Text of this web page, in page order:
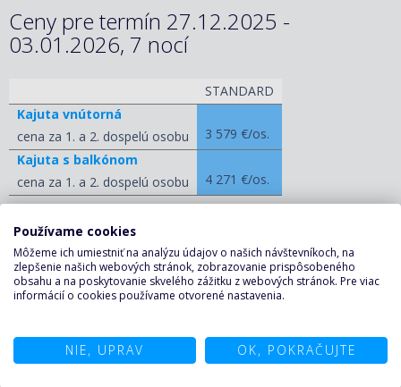
Ceny pre termín 27.12.2025 -
03.01.2026, 7 nocí
STANDARD
Kajuta vnútorná
cena za 1. a 2. dospelú osobu
3 579 €/os.
Kajuta s balkónom
cena za 1. a 2. dospelú osobu
4 271 €/os.
NEZÁVÄZNE VYŽIADAŤ PLAVBU ↑
Plavba:
Používame cookies
Môžeme ich umiestniť na analýzu údajov o našich návštevníkoch, na
zlepšenie našich webových stránok, zobrazovanie prispôsobeného
obsahu a na poskytovanie skvelého zážitku z webových stránok. Pre viac
informácií o cookies používame otvorené nastavenia.
NIE, UPRAV OK, POKRAČUJTE